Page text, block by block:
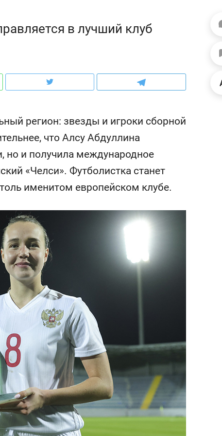
в лучший клуб
регион: звезды и игроки сборной
что Алсу Абдуллина
но и получила международное
«Челси». Футболистка станет
именитом европейском клубе.
«Фороса»:
человек не считает
Дизайнер-прораб
с мебелью за 2
для меня это